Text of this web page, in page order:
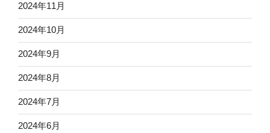
2024年11月
2024年10月
2024年9月
2024年8月
2024年7月
2024年6月